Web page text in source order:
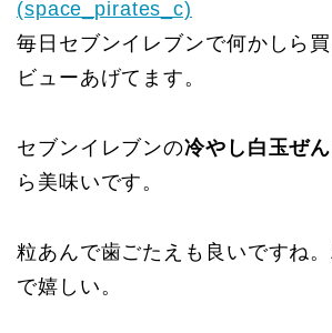
(space_pirates_c)
毎日セブンイレブンで何かしら
ビューあげてます。
セブンイレブンの冷やし白玉ぜ
ら美味いです。
粒あんで歯ごたえも良いですね
で嬉しい。